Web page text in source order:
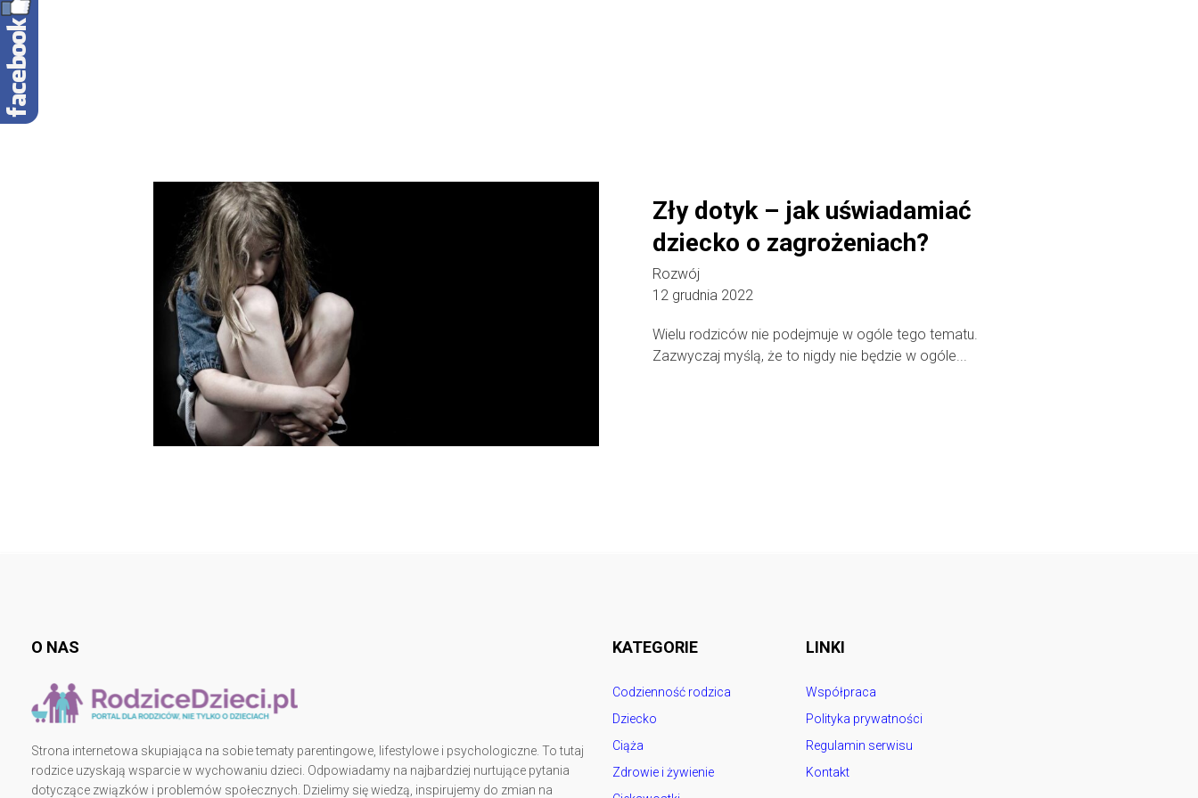
Zły dotyk – jak uświadamiać
dziecko o zagrożeniach?
Rozwój
12 grudnia 2022
Wielu rodziców nie podejmuje w ogóle tego tematu.
Zazwyczaj myślą, że to nigdy nie będzie w ogóle...
O NAS
Strona internetowa skupiająca na sobie tematy parentingowe, lifestylowe i psychologiczne. To tutaj
rodzice uzyskają wsparcie w wychowaniu dzieci. Odpowiadamy na najbardziej nurtujące pytania
dotyczące związków i problemów społecznych. Dzielimy się wiedzą, inspirujemy do zmian na
KATEGORIE
Codzienność rodzica
Dziecko
Ciąża
Zdrowie i żywienie
LINKI
Współpraca
Polityka prywatności
Regulamin serwisu
Kontakt